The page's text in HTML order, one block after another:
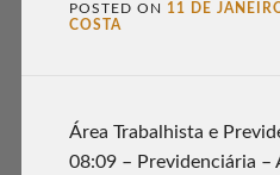
POSTED ON 11 DE
COSTA
Área Trabalhista e
08:09 – Previdenciária –